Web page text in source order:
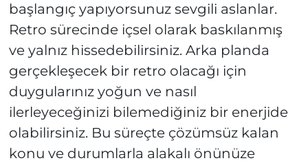
başlangıç yapıyorsunuz sevgili aslanlar.
Retro sürecinde içsel olarak baskılanmış
ve yalnız hissedebilirsiniz. Arka planda
gerçekleşecek bir retro olacağı için
duygularınız yoğun ve nasıl
ilerleyeceğinizi bilemediğiniz bir enerjide
olabilirsiniz. Bu süreçte çözümsüz kalan
konu ve durumlarla alakalı önünüze